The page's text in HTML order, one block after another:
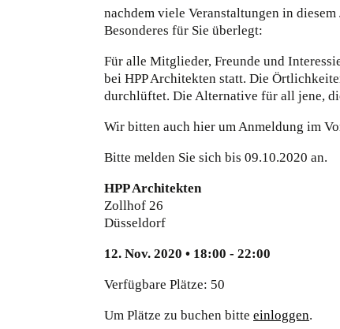
nachdem viele Veranstaltungen in
Besonderes für Sie überlegt:
Für alle Mitglieder, Freunde und
bei HPP Architekten statt. Die
durchlüftet. Die Alternative für all jene,
Wir bitten auch hier um Anmeldung im
Bitte melden Sie sich bis 09.10.2020 an.
HPP Architekten
Zollhof 26
Düsseldorf
12. Nov. 2020 • 18:00 - 22:00
Verfügbare Plätze: 50
Um Plätze zu buchen bitte einloggen.